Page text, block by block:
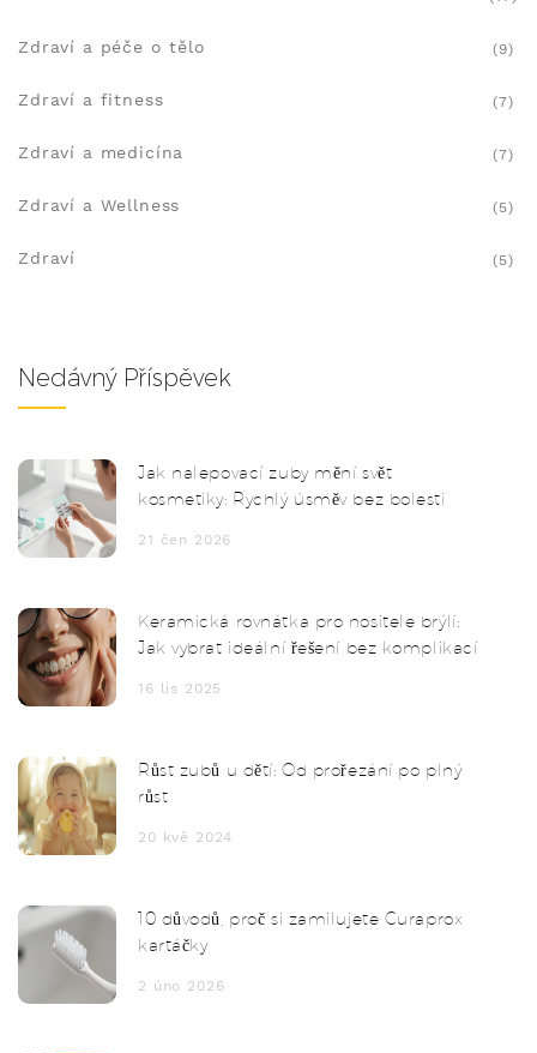
Zdraví a péče o tělo (9)
Zdraví a fitness (7)
Zdraví a medicína (7)
Zdraví a Wellness (5)
Zdraví (5)
Nedávný Příspěvek
Jak nalepovací zuby mění svět
kosmetiky: Rychlý úsměv bez bolesti
21 čen 2026
Keramická rovnátka pro nositele brýlí:
Jak vybrat ideální řešení bez komplikací
16 lis 2025
Růst zubů u dětí: Od prořezání po plný
růst
20 kvě 2024
10 důvodů, proč si zamilujete Curaprox
kartáčky
2 úno 2026